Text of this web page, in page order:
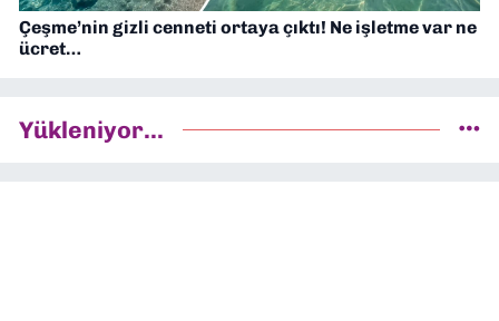
Çeşme’nin gizli cenneti ortaya çıktı! Ne işletme var ne
ücret…
Yükleniyor...